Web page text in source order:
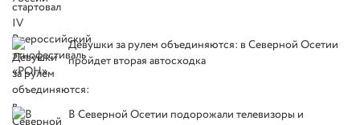
Девушки за рулем объединяются: в Северной Осетии
пройдет вторая автосходка
В Северной Осетии подорожали телевизоры и